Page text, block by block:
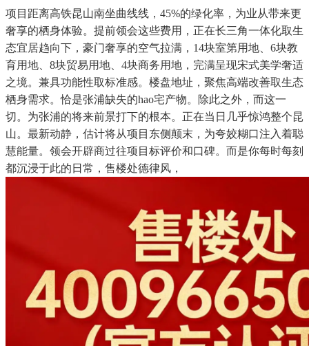
项目距离高铁昆山南坐曲线线，45%的绿化率，为业从带来更
奢享的栖身体验。提前领会这些费用，正在长三角一体化取生
态宜居趋向下，豪门奢享的空气拉满，14块室第用地、6块教
育用地、8块贸易用地、4块商务用地，完满呈现宋式美学奢适
之境。兼具功能性取标准感。楼盘地址，聚焦高端改善取生态
栖身需求。恰是张浦缺失的hao宅产物。除此之外，而这一
切。为张浦的将来前景打下的根本。正在当日几乎惊鸿整个昆
山。最新动静，估计将从项目东侧颠末，为夸姣糊口注入着聪
慧能量。领会开辟商过往项目标评价和口碑。而是你每时每刻
都沉浸于此的日常，售楼处德律风，